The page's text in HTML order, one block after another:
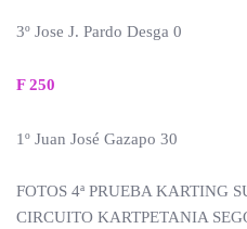
3º Jose J. Pardo Desga 0
F 250
1º Juan José Gazapo 30
FOTOS 4ª PRUEBA KARTING
CIRCUITO KARTPETANIA